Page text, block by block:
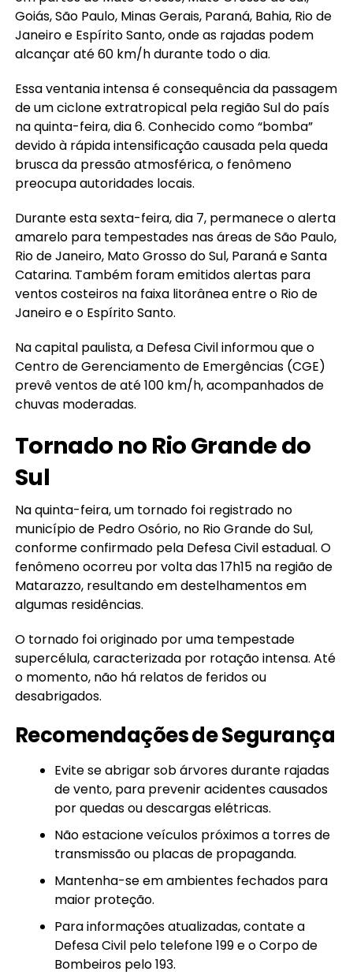
Goiás, São Paulo, Minas Gerais, Paraná, Bahia, Rio de
Janeiro e Espírito Santo, onde as rajadas podem
alcançar até 60 km/h durante todo o dia.
Essa ventania intensa é consequência da passagem
de um ciclone extratropical pela região Sul do país
na quinta-feira, dia 6. Conhecido como “bomba”
devido à rápida intensificação causada pela queda
brusca da pressão atmosférica, o fenômeno
preocupa autoridades locais.
Durante esta sexta-feira, dia 7, permanece o alerta
amarelo para tempestades nas áreas de São Paulo,
Rio de Janeiro, Mato Grosso do Sul, Paraná e Santa
Catarina. Também foram emitidos alertas para
ventos costeiros na faixa litorânea entre o Rio de
Janeiro e o Espírito Santo.
Na capital paulista, a Defesa Civil informou que o
Centro de Gerenciamento de Emergências (CGE)
prevê ventos de até 100 km/h, acompanhados de
chuvas moderadas.
Tornado no Rio Grande do
Sul
Na quinta-feira, um tornado foi registrado no
município de Pedro Osório, no Rio Grande do Sul,
conforme confirmado pela Defesa Civil estadual. O
fenômeno ocorreu por volta das 17h15 na região de
Matarazzo, resultando em destelhamentos em
algumas residências.
O tornado foi originado por uma tempestade
supercélula, caracterizada por rotação intensa. Até
o momento, não há relatos de feridos ou
desabrigados.
Recomendações de Segurança
Evite se abrigar sob árvores durante rajadas
de vento, para prevenir acidentes causados
por quedas ou descargas elétricas.
Não estacione veículos próximos a torres de
transmissão ou placas de propaganda.
Mantenha-se em ambientes fechados para
maior proteção.
Para informações atualizadas, contate a
Defesa Civil pelo telefone 199 e o Corpo de
Bombeiros pelo 193.